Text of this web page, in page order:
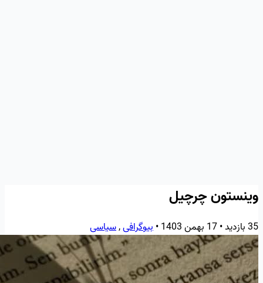
وینستون چرچیل
35 بازدید •17 بهمن 1403 •بیوگرافی,سیاسی